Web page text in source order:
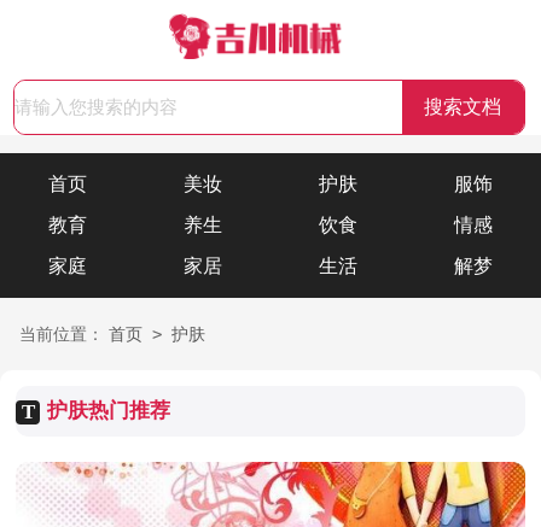
首页 美妆 护肤
服饰
教育
养生 饮食
情感
家庭
家居 生活 解梦
当前位置： 首页 > 护肤
T 护肤热门推荐